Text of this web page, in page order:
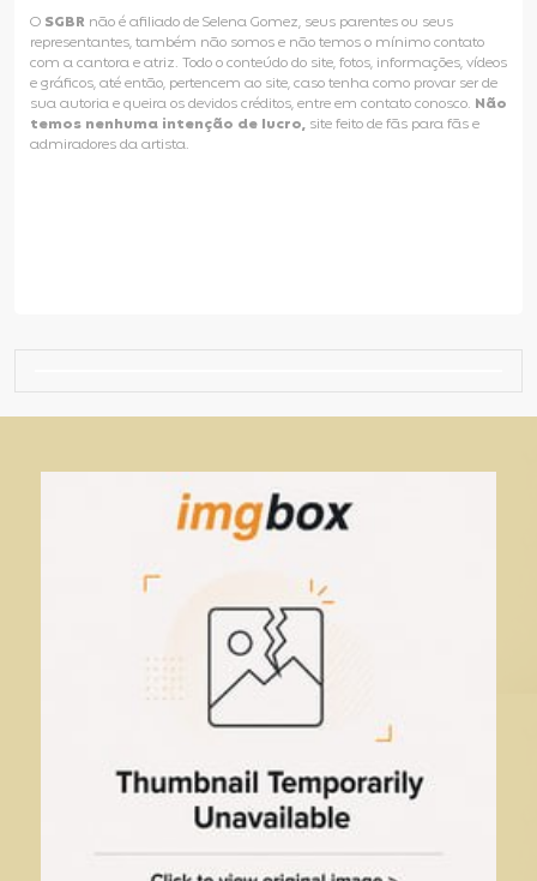
O SGBR não é afiliado de Selena Gomez, seus parentes ou seus
representantes, também não somos e não temos o mínimo contato
com a cantora e atriz. Todo o conteúdo do site, fotos, informações, vídeos
e gráficos, até então, pertencem ao site, caso tenha como provar ser de
sua autoria e queira os devidos créditos, entre em contato conosco. Não
temos nenhuma intenção de lucro, site feito de fãs para fãs e
admiradores da artista.